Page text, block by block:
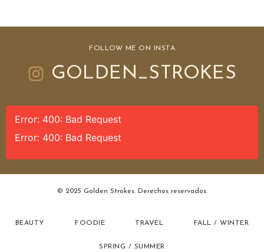
FOLLOW ME ON INSTA
GOLDEN_STROKES
Error: 400: Bad Request
Error: 400: Bad Request
© 2025 Golden Strokes. Derechos reservados.
BEAUTY FOODIE TRAVEL FALL / WINTER
SPRING / SUMMER